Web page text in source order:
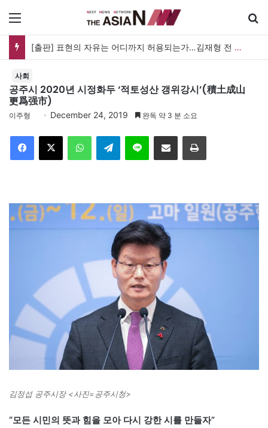
[출판] 표현의 자유는 어디까지 허용되는가…김재형 전 대법관 ‘언론과 인격권’
사회
공주시 2020년 시정화두 ‘적토성산 갱위강시’(積土成山
更爲强市)
이주형 December 24, 2019 완독 약 3 분 소요
Telegram 이메일
김정섭 공주시장 <사진=공주시청>
“모든 시민의 뜻과 힘을 모아 다시 강한 시를 만들자”